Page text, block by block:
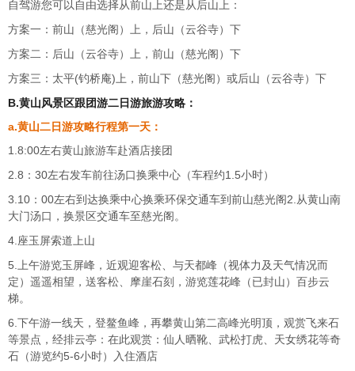
自驾游您可以自由选择从前山上还是从后山上：
方案一：前山（慈光阁）上，后山（云谷寺）下
方案二：后山（云谷寺）上，前山（慈光阁）下
方案三：太平(钓桥庵)上，前山下（慈光阁）或后山（云谷寺）下
B.黄山风景区跟团游二日游旅游攻略：
a.黄山二日游攻略行程第一天：
1.8:00左右黄山旅游车赴酒店接团
2.8：30左右发车前往汤口换乘中心（车程约1.5小时）
3.10：00左右到达换乘中心换乘环保交通车到前山慈光阁2.从黄山南
大门汤口，换景区交通车至慈光阁。
4.座玉屏索道上山
5.上午游览玉屏峰，近观迎客松、与天都峰（视体力及天气情况而
定）遥遥相望，送客松、摩崖石刻，游览莲花峰（已封山）百步云
梯。
6.下午游一线天，登鳌鱼峰，再攀黄山第二高峰光明顶，观赏飞来石
等景点，经排云亭：在此观赏：仙人晒靴、武松打虎、天女绣花等奇
石（游览约5-6小时）入住酒店